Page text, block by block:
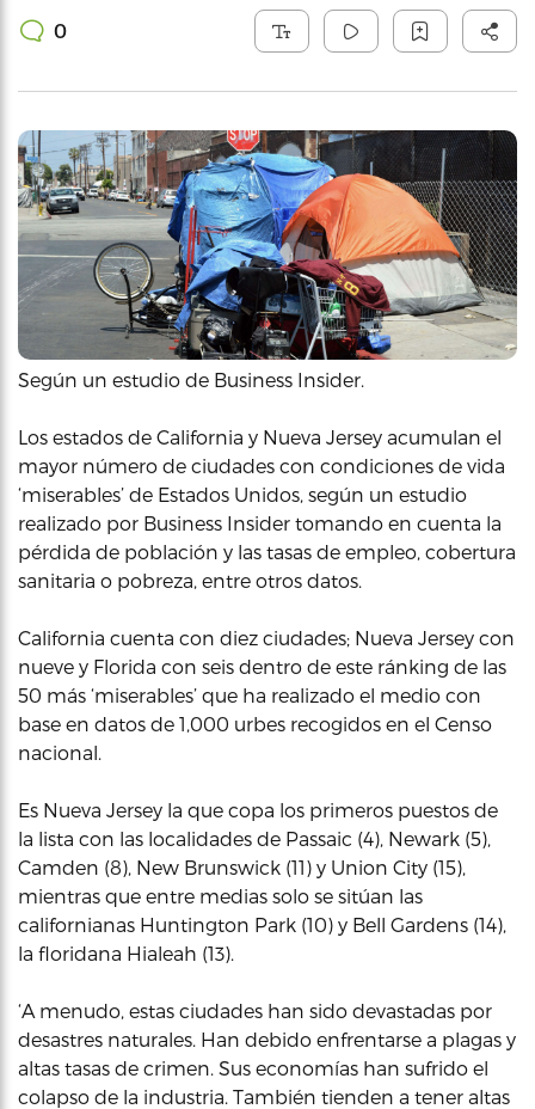
0
Según un estudio de Business Insider.
Los estados de California y Nueva Jersey acumulan el
mayor número de ciudades con condiciones de vida
‘miserables’ de Estados Unidos, según un estudio
realizado por Business Insider tomando en cuenta la
pérdida de población y las tasas de empleo, cobertura
sanitaria o pobreza, entre otros datos.
California cuenta con diez ciudades; Nueva Jersey con
nueve y Florida con seis dentro de este ránking de las
50 más ‘miserables’ que ha realizado el medio con
base en datos de 1,000 urbes recogidos en el Censo
nacional.
Es Nueva Jersey la que copa los primeros puestos de
la lista con las localidades de Passaic (4), Newark (5),
Camden (8), New Brunswick (11) y Union City (15),
mientras que entre medias solo se sitúan las
californianas Huntington Park (10) y Bell Gardens (14),
la floridana Hialeah (13).
‘A menudo, estas ciudades han sido devastadas por
desastres naturales. Han debido enfrentarse a plagas y
altas tasas de crimen. Sus economías han sufrido el
colapso de la industria. También tienden a tener altas